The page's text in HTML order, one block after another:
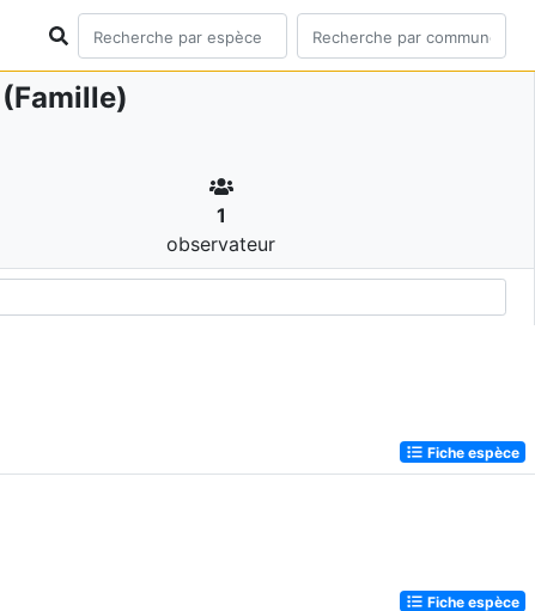
1
observateur
Fiche espèce
Fiche espèce